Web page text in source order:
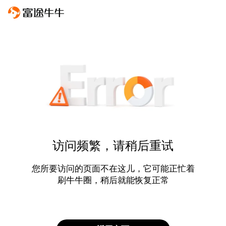
访问频繁，请稍后重试
您所要访问的页面不在这儿，它可能正忙着
刷牛牛圈，稍后就能恢复正常